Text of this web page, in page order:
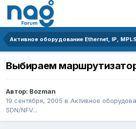
Выбираем
Автор: Bozman
19 сентября, 2005 в Активное
SDN/NFV...